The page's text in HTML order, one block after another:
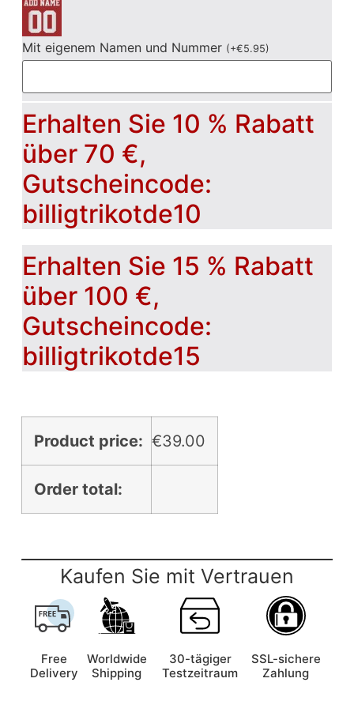
Mit eigenem Namen und Nummer (+€5.95)
Erhalten Sie 10 % Rabatt
über 70 €,
Gutscheincode:
billigtrikotde10
Erhalten Sie 15 % Rabatt
über 100 €,
Gutscheincode:
billigtrikotde15
Product price: €39.00
Order total:
Kaufen Sie mit Vertrauen
Free
Delivery
Worldwide
Shipping
30-tägiger
Testzeitraum
SSL-sichere
Zahlung